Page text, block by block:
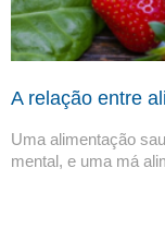
A relação entre
Uma alimentação
mental, e uma má